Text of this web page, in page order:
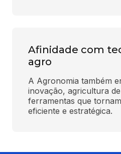
Afinidade com
agro
A Agronomia também
inovação, agricultura
ferramentas que
eficiente e estratégica.